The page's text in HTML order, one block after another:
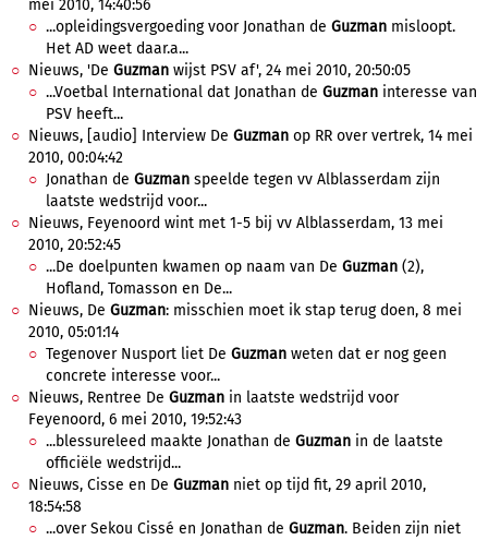
mei 2010, 14:40:56
...opleidingsvergoeding voor Jonathan de Guzman misloopt.
Het AD weet daar.a...
Nieuws, 'De Guzman wijst PSV af', 24 mei 2010, 20:50:05
...Voetbal International dat Jonathan de Guzman interesse van
PSV heeft...
Nieuws, [audio] Interview De Guzman op RR over vertrek, 14 mei
2010, 00:04:42
Jonathan de Guzman speelde tegen vv Alblasserdam zijn
laatste wedstrijd voor...
Nieuws, Feyenoord wint met 1-5 bij vv Alblasserdam, 13 mei
2010, 20:52:45
...De doelpunten kwamen op naam van De Guzman (2),
Hofland, Tomasson en De...
Nieuws, De Guzman: misschien moet ik stap terug doen, 8 mei
2010, 05:01:14
Tegenover Nusport liet De Guzman weten dat er nog geen
concrete interesse voor...
Nieuws, Rentree De Guzman in laatste wedstrijd voor
Feyenoord, 6 mei 2010, 19:52:43
...blessureleed maakte Jonathan de Guzman in de laatste
officiële wedstrijd...
Nieuws, Cisse en De Guzman niet op tijd fit, 29 april 2010,
18:54:58
...over Sekou Cissé en Jonathan de Guzman. Beiden zijn niet